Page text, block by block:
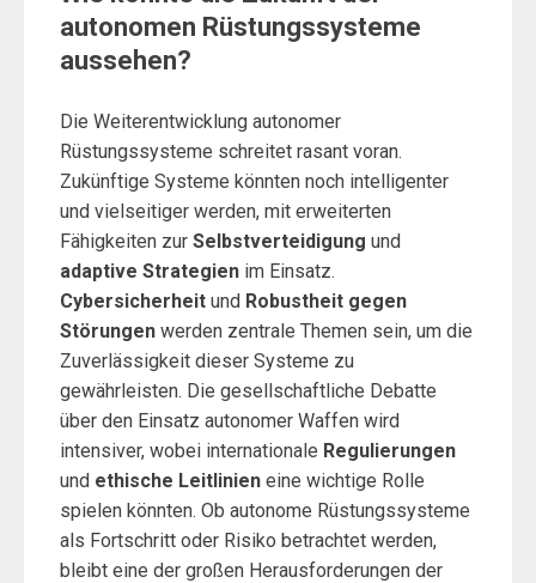
autonomen Rüstungssysteme
aussehen?
Die Weiterentwicklung autonomer
Rüstungssysteme schreitet rasant voran.
Zukünftige Systeme könnten noch intelligenter
und vielseitiger werden, mit erweiterten
Fähigkeiten zur Selbstverteidigung und
adaptive Strategien im Einsatz.
Cybersicherheit und Robustheit gegen
Störungen werden zentrale Themen sein, um die
Zuverlässigkeit dieser Systeme zu
gewährleisten. Die gesellschaftliche Debatte
über den Einsatz autonomer Waffen wird
intensiver, wobei internationale Regulierungen
und ethische Leitlinien eine wichtige Rolle
spielen könnten. Ob autonome Rüstungssysteme
als Fortschritt oder Risiko betrachtet werden,
bleibt eine der großen Herausforderungen der